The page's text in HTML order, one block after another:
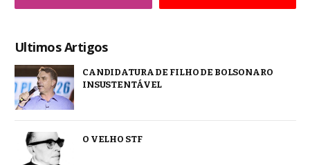
Ultimos Artigos
CANDIDATURA DE FILHO DE BOLSONARO
INSUSTENTÁVEL
O VELHO STF